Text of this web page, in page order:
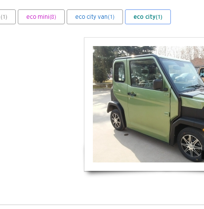
(1) eco mini (8) eco city van (1) eco city(1)
에코 시티
2162